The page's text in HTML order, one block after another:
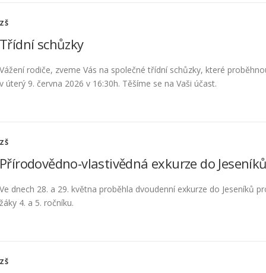
ZŠ
Třídní schůzky
Vážení rodiče, zveme Vás na společné třídní schůzky, které
v úterý 9. června 2026 v 16:30h. Těšíme se na Vaši účast.
ZŠ
Přírodovědno-vlastivědná exkurze do Jeseníků
Ve dnech 28. a 29. května proběhla dvoudenní exkurze do Jeseníků
žáky 4. a 5. ročníku.
ZŠ